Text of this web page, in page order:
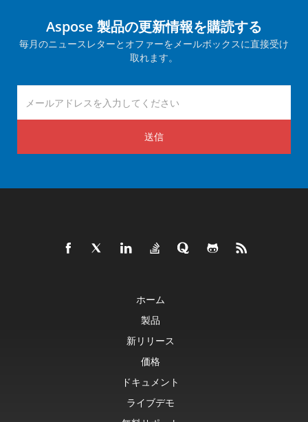
Aspose 製品の更新情報を購読する
毎月のニュースレターとオファーをメールボックスに直接受け
取れます。
送信
ホーム
製品
新リリース
価格
ドキュメント
ライブデモ